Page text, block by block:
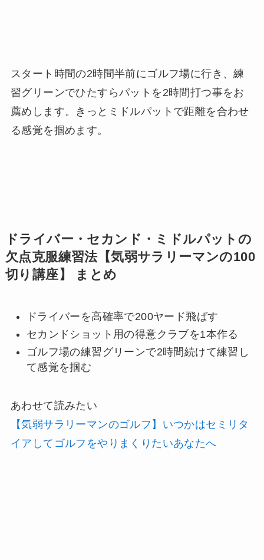
スタート時間の2時間半前にゴルフ場に行き、練
習グリーンでひたすらパットを2時間打つ事をお
薦めします。きっとミドルパットで距離を合わせ
る感覚を掴めます。
ドライバー・セカンド・ミドルパットの
欠点克服練習法【気弱サラリーマンの100
切り講座】 まとめ
ドライバーを高確率で200ヤード飛ばす
セカンドショット用の得意クラブを1本作る
ゴルフ場の練習グリーンで2時間続けて練習し
て感覚を掴む
あわせて読みたい
【気弱サラリーマンのゴルフ】いつかはセミリタ
イアしてゴルフをやりまくりたいあなたへ